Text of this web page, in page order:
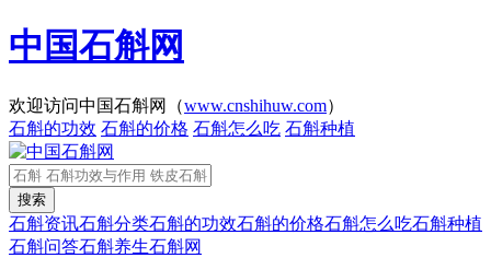
中国石斛网
欢迎访问中国石斛网（www.cnshihuw.com）
石斛的功效 石斛的价格 石斛怎么吃 石斛种植
石斛资讯石斛分类石斛的功效石斛的价格石斛怎么吃石斛种植
石斛问答石斛养生石斛网